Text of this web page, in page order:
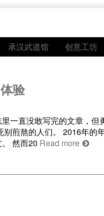
承汉武道馆 创意工坊
验
一直没敢写完的文章，
煎熬的人们。 2016年的
然而20 Read more